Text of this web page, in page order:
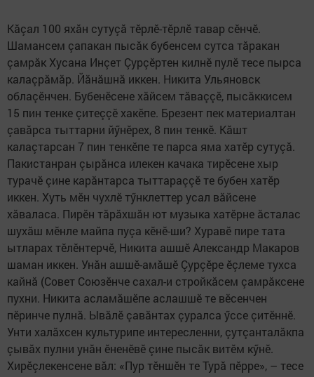
Кăçал 100 яхăн сутуçă тӗрлӗ-тӗрлӗ тавар сӗнчӗ.
Шамансем çапакан пысăк бубенсем сутса тăракан
çамрăк Хусана Инçет Çурçӗртен килнӗ пулӗ тесе пырса
калаçрăмăр. Йăнăшнă иккен. Никита Ульяновск
облаçӗнчен. Бубенӗсене хăйсем тăваççӗ, пысăккисем
15 пин тенке çитеççӗ хакӗпе. Брезент пек материалтан
çавăрса тыттарни йӳнӗрех, 8 пин тенкӗ. Кăшт
калаçтарсан 7 пин тенкӗпе те парса яма хатӗр сутуçă.
Пакистанран çырăнса илекен качака тирӗсене хыр
турачӗ çине карăнтарса тыттараççӗ те бубен хатӗр
иккен. Хуть мӗн чухлӗ тӳнклеттер усал вăйсене
хăваласа. Пирӗн тăрăхшăн ют музыка хатӗрне ăсталас
шухăш мӗнле майпа пуçа кӗнӗ-ши? Хуравӗ пире тата
ытларах тӗлӗнтерчӗ, Никита ашшӗ Александр Макаров
шаман иккен. Унăн ашшӗ-амăшӗ Çурçӗре ӗçлеме тухса
кайнă (Совет Союзӗнче сахал-и стройкăсем çамрăксене
пухни. Никита асламăшӗпе аслашшӗ те вӗсенчен
пӗринче пулнă. Ывăлӗ çавăнтах çуралса ӳссе çитӗннӗ.
Унти халăхсен культурипе интересленни, çутçанталăкпа
çывăх пулни унăн ӗненӗвӗ çине пысăк витӗм кӳнӗ.
Хирӗçлекенсене вăл: «Пур тӗншӗн те Турă пӗрре», – тесе